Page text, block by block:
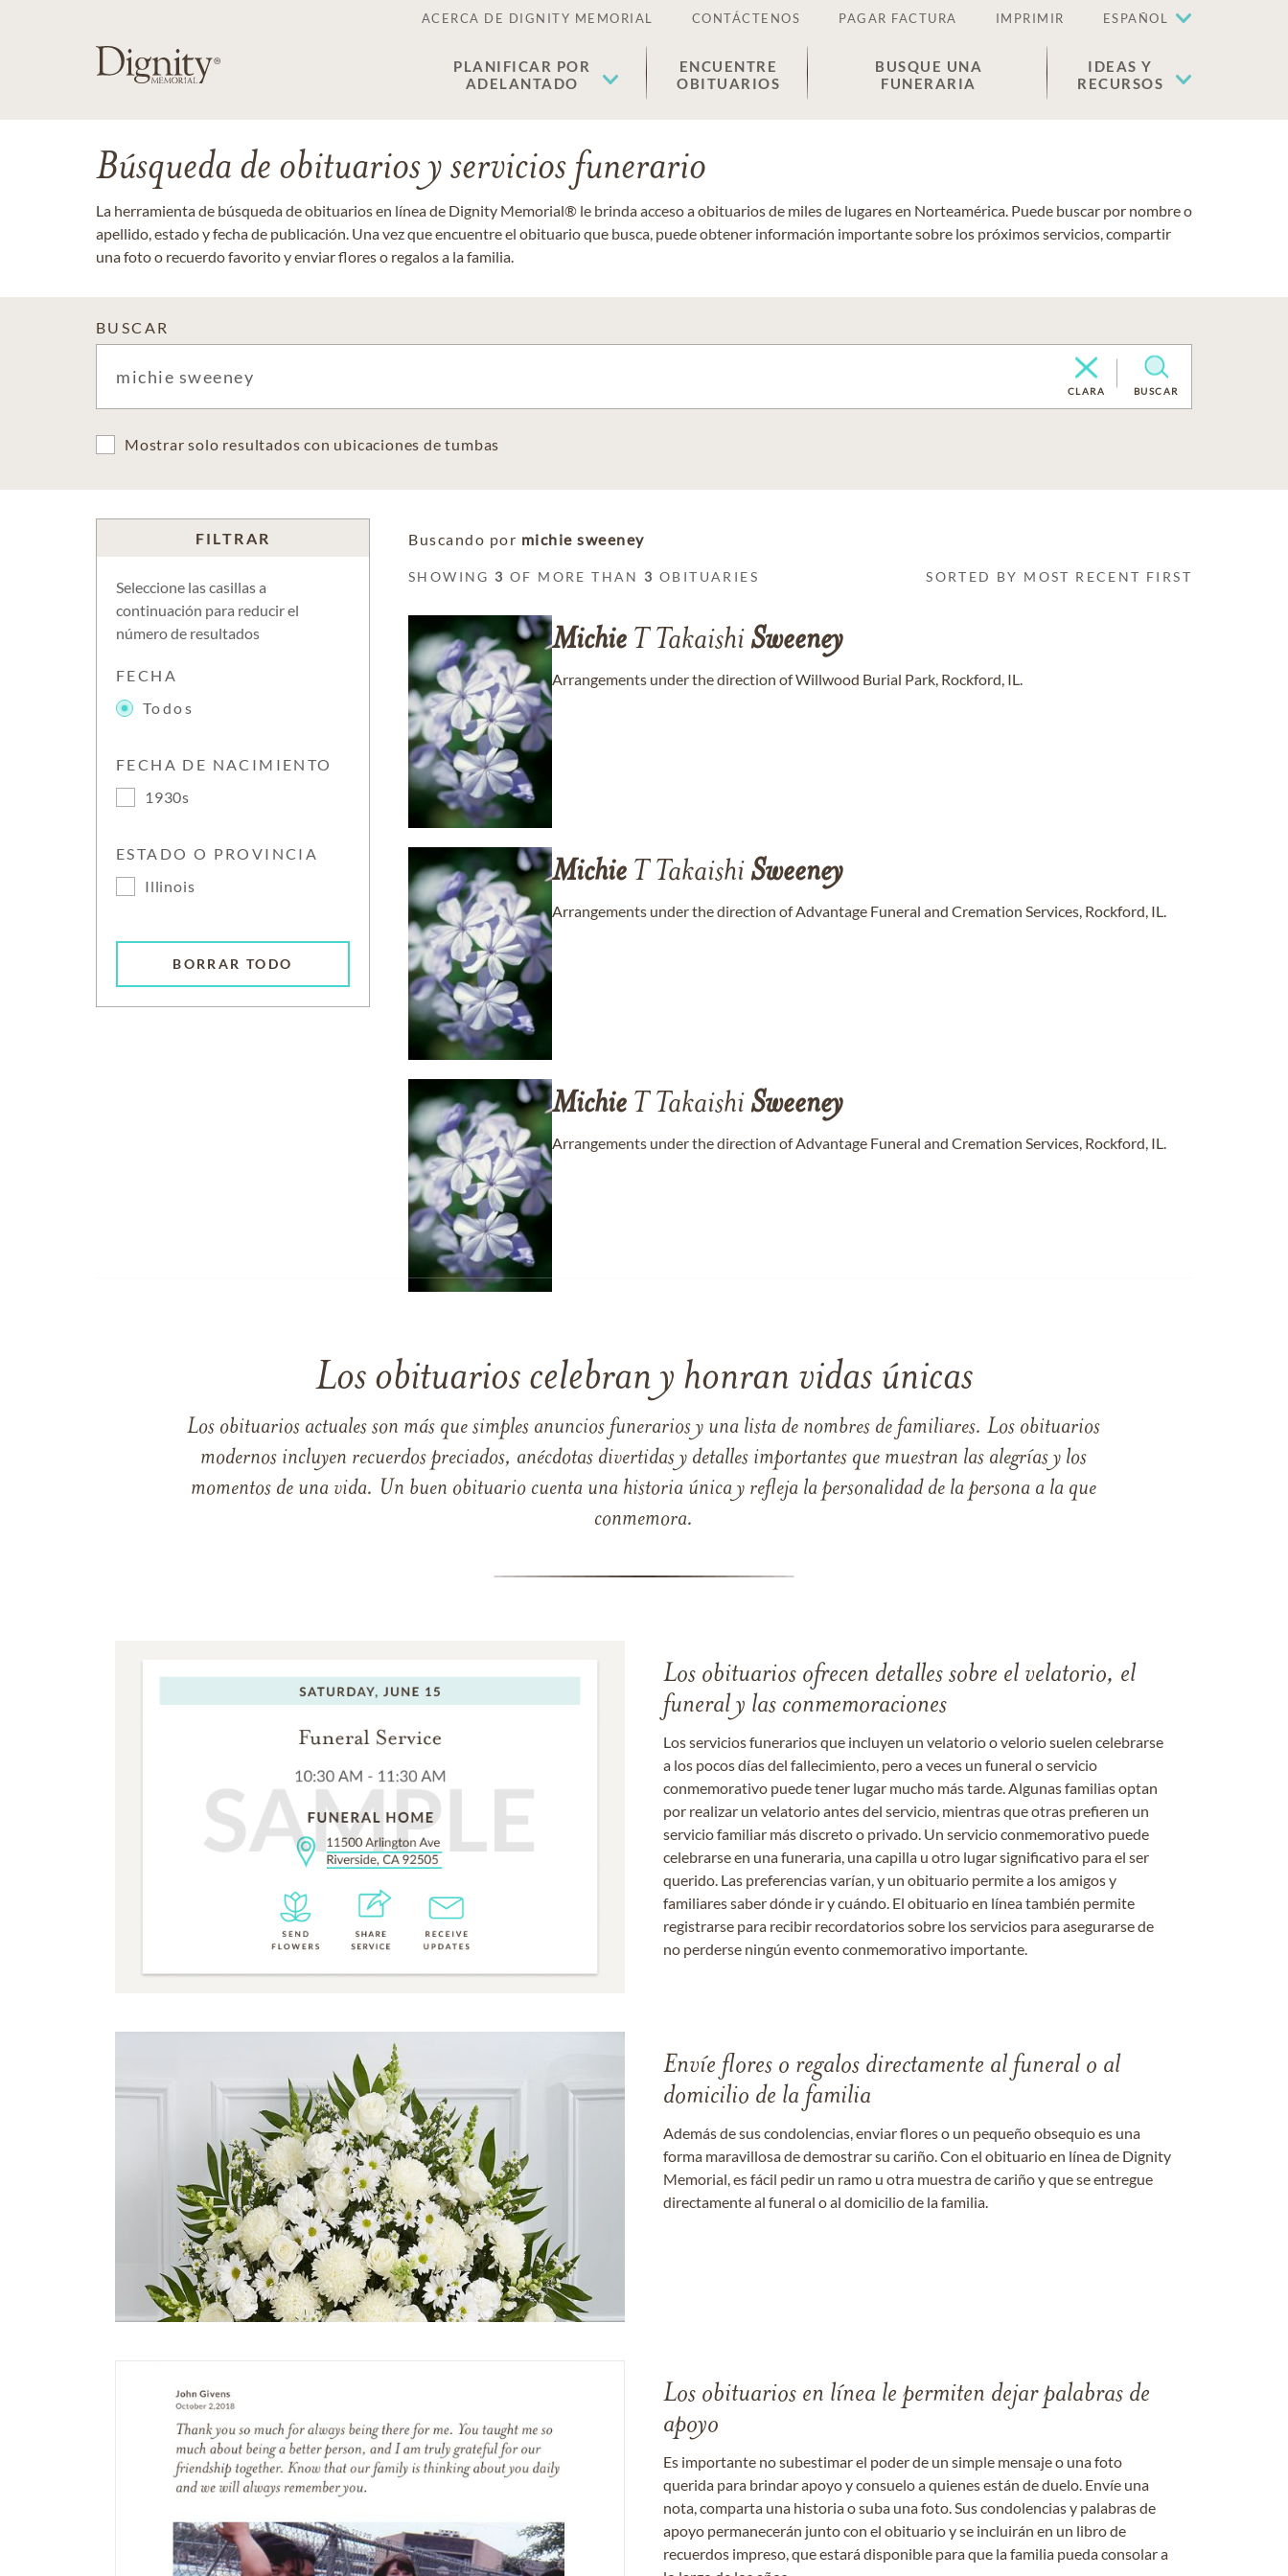
ACERCA DE DIGNITY MEMORIAL CONTÁCTENOS PAGAR FACTURA IMPRIMIR ESPAÑOL
PLANIFICAR POR
ADELANTADO
ENCUENTRE
OBITUARIOS
BUSQUE UNA
FUNERARIA
IDEAS Y
RECURSOS
Búsqueda de obituarios y servicios funerario
La herramienta de búsqueda de obituarios en línea de Dignity Memorial® le brinda acceso a obituarios de miles de lugares en Norteamérica. Puede buscar por nombre o
apellido, estado y fecha de publicación. Una vez que encuentre el obituario que busca, puede obtener información importante sobre los próximos servicios, compartir
una foto o recuerdo favorito y enviar flores o regalos a la familia.
BUSCAR
CLARA BUSCAR
Mostrar solo resultados con ubicaciones de tumbas
FILTRAR
Seleccione las casillas a
continuación para reducir el
número de resultados
FECHA
Todos
FECHA DE NACIMIENTO
1930s
ESTADO O PROVINCIA
Illinois
BORRAR TODO
Buscando por michie sweeney
SHOWING 3 OF MORE THAN 3 OBITUARIES SORTED BY MOST RECENT FIRST
Michie T TakaishiSweeney
Arrangements under the direction of Willwood Burial Park, Rockford, IL.
Michie T TakaishiSweeney
Arrangements under the direction of Advantage Funeral and Cremation Services, Rockford, IL.
Michie T TakaishiSweeney
Arrangements under the direction of Advantage Funeral and Cremation Services, Rockford, IL.
Los obituarios celebran y honran vidas únicas
Los obituarios actuales son más que simples anuncios funerarios y una lista de nombres de familiares. Los obituarios
modernos incluyen recuerdos preciados, anécdotas divertidas y detalles importantes que muestran las alegrías y los
momentos de una vida. Un buen obituario cuenta una historia única y refleja la personalidad de la persona a la que
conmemora.
Los obituarios ofrecen detalles sobre el velatorio, el
funeral y las conmemoraciones
Los servicios funerarios que incluyen un velatorio o velorio suelen celebrarse
a los pocos días del fallecimiento, pero a veces un funeral o servicio
conmemorativo puede tener lugar mucho más tarde. Algunas familias optan
por realizar un velatorio antes del servicio, mientras que otras prefieren un
servicio familiar más discreto o privado. Un servicio conmemorativo puede
celebrarse en una funeraria, una capilla u otro lugar significativo para el ser
querido. Las preferencias varían, y un obituario permite a los amigos y
familiares saber dónde ir y cuándo. El obituario en línea también permite
registrarse para recibir recordatorios sobre los servicios para asegurarse de
no perderse ningún evento conmemorativo importante.
Envíe flores o regalos directamente al funeral o al
domicilio de la familia
Además de sus condolencias, enviar flores o un pequeño obsequio es una
forma maravillosa de demostrar su cariño. Con el obituario en línea de Dignity
Memorial, es fácil pedir un ramo u otra muestra de cariño y que se entregue
directamente al funeral o al domicilio de la familia.
Los obituarios en línea le permiten dejar palabras de
apoyo
Es importante no subestimar el poder de un simple mensaje o una foto
querida para brindar apoyo y consuelo a quienes están de duelo. Envíe una
nota, comparta una historia o suba una foto. Sus condolencias y palabras de
apoyo permanecerán junto con el obituario y se incluirán en un libro de
recuerdos impreso, que estará disponible para que la familia pueda consolar a